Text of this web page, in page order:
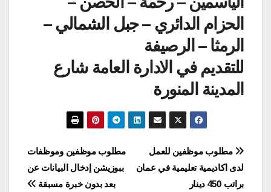
الحزام الدائري – جبل الشمالي –
الرمثا – الرصيفة
للتقديم في الادارة العامة شارع
المدينة المنورة
تصفّح
المقالات
مطلوب موظفين وموظفات
ببوزيشن إدخال البيانات عن
بعد بدون خبرة مسبقة
مطلوب موظفين للعمل
لدى اكاديمية تعليمية في عمان
براتب 450 دينار